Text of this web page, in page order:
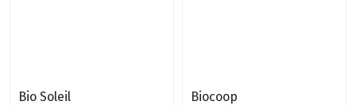
Bio Soleil Biocoop